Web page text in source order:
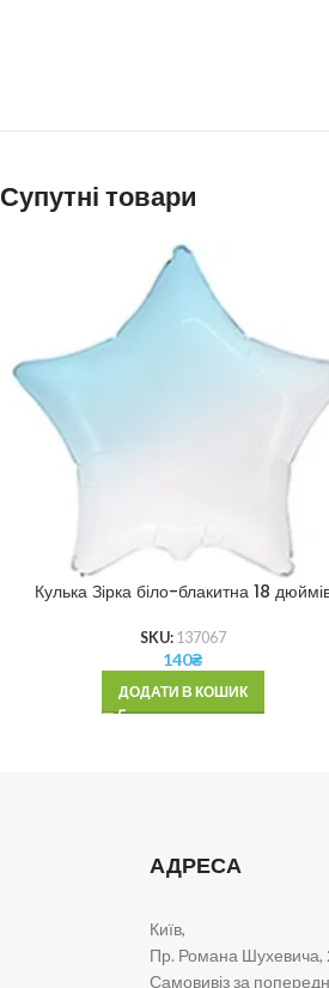
Супутні товари
Кулька Зірка біло-блакитна 18
SKU: 137067
140₴
ДОДАТИ В КОШИК
АДРЕСА
Київ,
Пр. Романа Шухевича,
Самовивіз за